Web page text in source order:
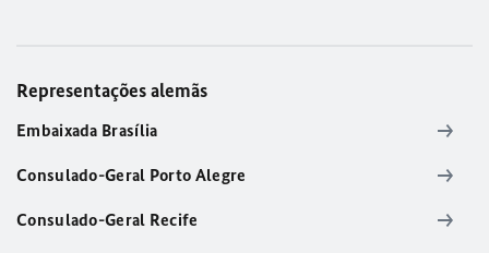
Representações alemãs
Embaixada Brasília
Consulado-Geral Porto Alegre
Consulado-Geral Recife